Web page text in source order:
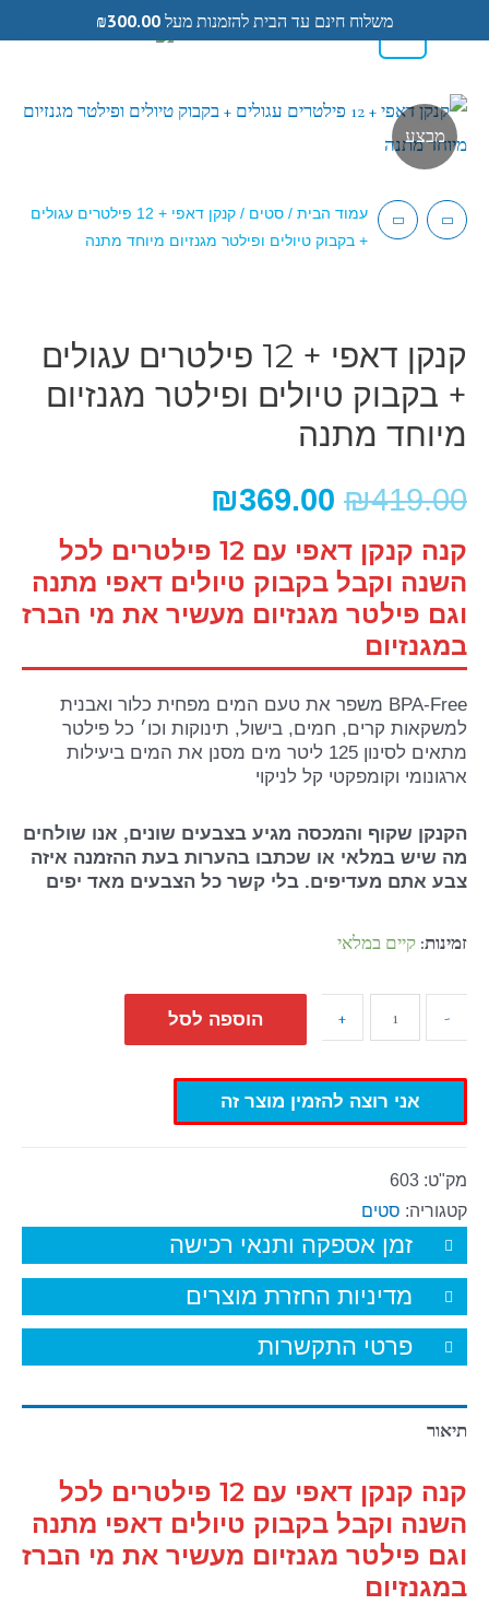
0584433104
מבצע
עמוד הבית/ סטים
/ קנקן דאפי + 12 פילטרים עגולים
+ בקבוק טיולים ופילטר מגנזיום מיוחד מתנה
קנקן דאפי + 12 פילטרים עגולים
+ בקבוק טיולים ופילטר מגנזיום
מיוחד מתנה
₪419.00
₪369.00
קנה קנקן דאפי עם 12 פילטרים לכל
השנה וקבל בקבוק טיולים דאפי מתנה
וגם פילטר מגנזיום מעשיר את מי הברז
במגנזיום
BPA-Free משפר את טעם המים מפחית כלור ואבנית
למשקאות קרים, חמים, בישול, תינוקות וכו׳ כל פילטר
מתאים לסינון 125 ליטר מים מסנן את המים ביעילות
ארגונומי וקומפקטי קל לניקוי
הקנקן שקוף והמכסה מגיע בצבעים שונים, אנו שולחים
מה שיש במלאי או שכתבו בהערות בעת ההזמנה איזה
צבע אתם מעדיפים. בלי קשר כל הצבעים מאד יפים
זמינות: קיים במלאי
-
+ הוספה לסל
אני רוצה להזמין מוצר זה
מק"ט: 603
קטגוריה: סטים
זמן אספקה ותנאי רכישה
מדיניות החזרת מוצרים
פרטי התקשרות
תיאור
קנה קנקן דאפי עם 12 פילטרים לכל
השנה וקבל בקבוק טיולים דאפי מתנה
וגם פילטר מגנזיום מעשיר את מי הברז
במגנזיום
משלוח חינם עד הבית להזמנות מעל ₪300.00